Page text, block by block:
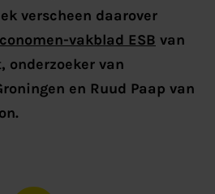
verscheen daarover
vakblad ESB van
onderzoeker van
en Ruud Paap van